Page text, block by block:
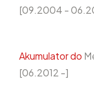
[09.2004 -
Akumulator do
[06.2012 -]